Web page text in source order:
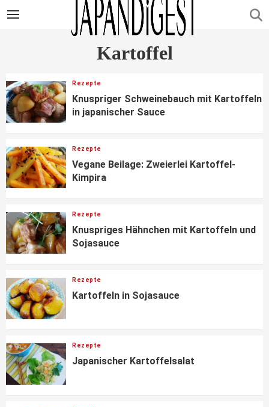
Kartoffel
Rezepte
Knuspriger Schweinebauch mit Kartoffeln
in japanischer Sauce
Rezepte
Vegane Beilage: Zweierlei Kartoffel-
Kimpira
Rezepte
Knuspriges Hähnchen mit Kartoffeln und
Sojasauce
Rezepte
Kartoffeln in Sojasauce
Rezepte
Japanischer Kartoffelsalat